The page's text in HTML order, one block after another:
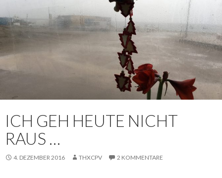
ICH GEH HEUTE NICHT
RAUS …
4. DEZEMBER 2016 THXCPV 2 KOMMENTARE